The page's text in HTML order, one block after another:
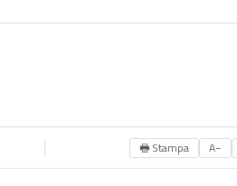
🖶 Stampa A−